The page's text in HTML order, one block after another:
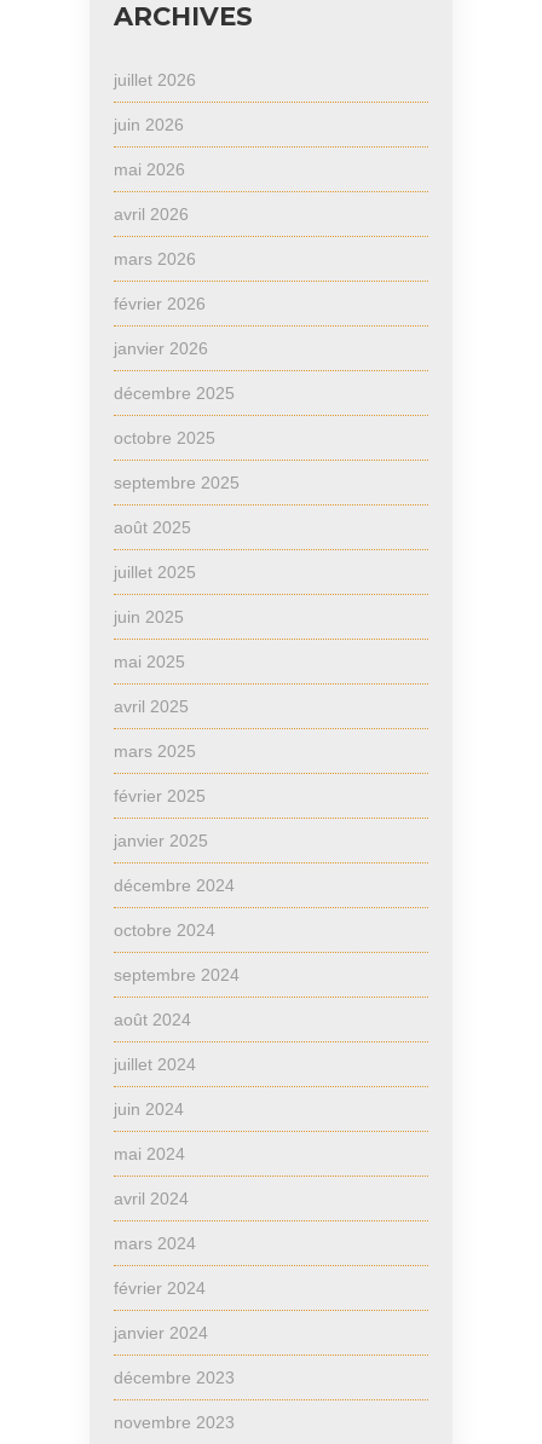
ARCHIVES
juillet 2026
juin 2026
mai 2026
avril 2026
mars 2026
février 2026
janvier 2026
décembre 2025
octobre 2025
septembre 2025
août 2025
juillet 2025
juin 2025
mai 2025
avril 2025
mars 2025
février 2025
janvier 2025
décembre 2024
octobre 2024
septembre 2024
août 2024
juillet 2024
juin 2024
mai 2024
avril 2024
mars 2024
février 2024
janvier 2024
décembre 2023
novembre 2023